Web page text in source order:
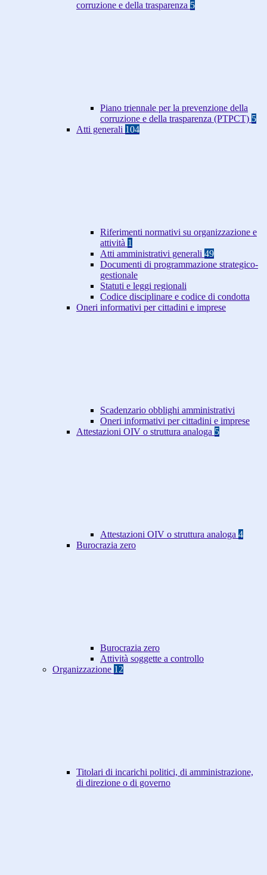
corruzione e della trasparenza 5
Piano triennale per la prevenzione della
corruzione e della trasparenza (PTPCT) 5
Atti generali 104
Riferimenti normativi su organizzazione e
attività 1
Atti amministrativi generali 49
Documenti di programmazione strategico-
gestionale
Statuti e leggi regionali
Codice disciplinare e codice di condotta
Oneri informativi per cittadini e imprese
Scadenzario obblighi amministrativi
Oneri informativi per cittadini e imprese
Attestazioni OIV o struttura analoga 5
Attestazioni OIV o struttura analoga 4
Burocrazia zero
Burocrazia zero
Attività soggette a controllo
Organizzazione 12
Titolari di incarichi politici, di amministrazione,
di direzione o di governo